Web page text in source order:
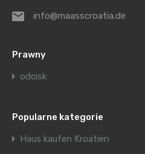
info@maasscroatia.de
Prawny
odcisk
Popularne kategorie
Haus kaufen Kroatien